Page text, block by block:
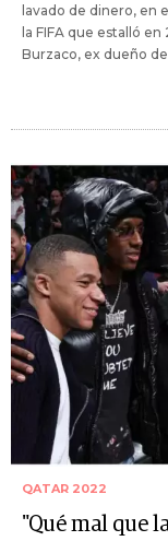
lavado de dinero, en
la FIFA que estalló
Burzaco, ex dueño
QATAR 2022
"Qué mal que